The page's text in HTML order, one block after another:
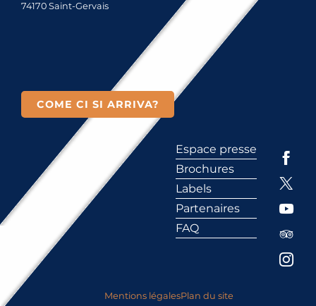
74170 Saint-Gervais
COME CI SI ARRIVA?
Espace presse
Brochures
Labels
Partenaires
FAQ
Mentions légalesPlan du site